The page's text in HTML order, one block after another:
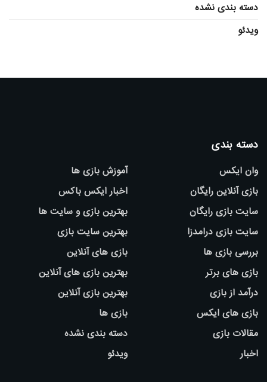
دسته بندی نشده
ویدئو
دسته بندی
وان ایکس
بازی آنلاین رایگان
سایت بازی رایگان
سایت بازی درامدزا
بررسی بازی ها
بازی های برتر
درآمد از بازی
بازی های ایکس
مقالات بازی
اخبار
آموزش بازی ها
اخبار ایکس باکس
بهترین بازی و سایت ها
بهترین سایت بازی
بازی های آنلاین
بهترین بازی های آنلاین
بهترین بازی آنلاین
بازی ها
دسته بندی نشده
ویدئو